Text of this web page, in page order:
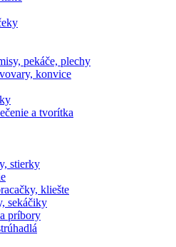
pekáče, plechy
konvice
a tvorítka
stierky
kliešte
sekáčiky
príbory